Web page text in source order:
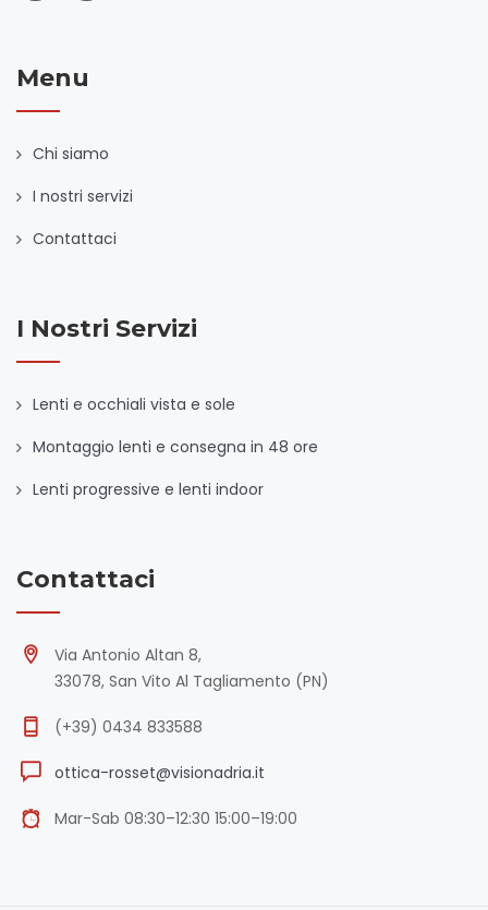
Menu
Chi siamo
I nostri servizi
Contattaci
I Nostri Servizi
Lenti e occhiali vista e sole
Montaggio lenti e consegna in 48 ore
Lenti progressive e lenti indoor
Contattaci
Via Antonio Altan 8,
33078, San Vito Al Tagliamento (PN)
(+39) 0434 833588
ottica-rosset@visionadria.it
Mar-Sab 08:30–12:30 15:00–19:00